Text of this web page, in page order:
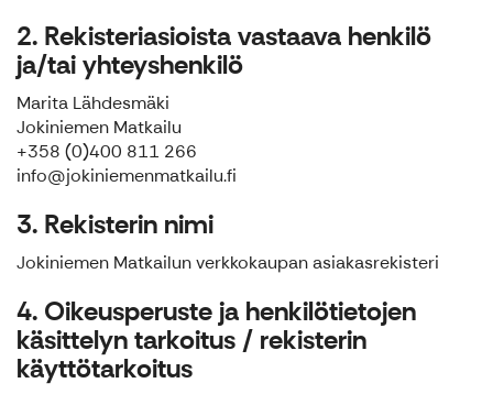
2. Rekisteriasioista vastaava henkilö
ja/tai yhteyshenkilö
Marita Lähdesmäki
Jokiniemen Matkailu
+358 (0)400 811 266
info@jokiniemenmatkailu.fi
3. Rekisterin nimi
Jokiniemen Matkailun verkkokaupan asiakasrekisteri
4. Oikeusperuste ja henkilötietojen
käsittelyn tarkoitus / rekisterin
käyttötarkoitus